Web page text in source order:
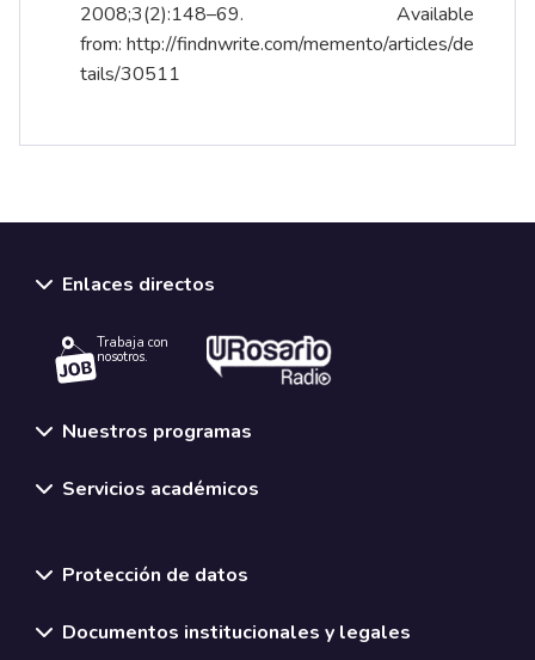
2008;3(2):148–69. Available
from: http://findnwrite.com/memento/articles/de
tails/30511
Enlaces directos
Trabaja con
nosotros.
Nuestros programas
Servicios académicos
Protección de datos
Documentos institucionales y legales